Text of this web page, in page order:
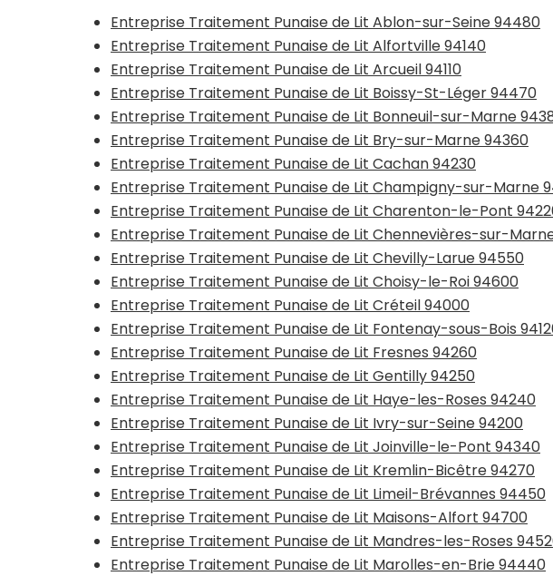
Entreprise Traitement Punaise de Lit Ablon-sur-Seine 94480
Entreprise Traitement Punaise de Lit Alfortville 94140
Entreprise Traitement Punaise de Lit Arcueil 94110
Entreprise Traitement Punaise de Lit Boissy-St-Léger 94470
Entreprise Traitement Punaise de Lit Bonneuil-sur-Marne
Entreprise Traitement Punaise de Lit Bry-sur-Marne 94360
Entreprise Traitement Punaise de Lit Cachan 94230
Entreprise Traitement Punaise de Lit Champigny-sur-Marne
Entreprise Traitement Punaise de Lit Charenton-le-Pont
Entreprise Traitement Punaise de Lit Chennevières-sur-
Entreprise Traitement Punaise de Lit Chevilly-Larue 94550
Entreprise Traitement Punaise de Lit Choisy-le-Roi 94600
Entreprise Traitement Punaise de Lit Créteil 94000
Entreprise Traitement Punaise de Lit Fontenay-sous-Bois
Entreprise Traitement Punaise de Lit Fresnes 94260
Entreprise Traitement Punaise de Lit Gentilly 94250
Entreprise Traitement Punaise de Lit Haye-les-Roses 94240
Entreprise Traitement Punaise de Lit Ivry-sur-Seine 94200
Entreprise Traitement Punaise de Lit Joinville-le-Pont 94340
Entreprise Traitement Punaise de Lit Kremlin-Bicêtre 94270
Entreprise Traitement Punaise de Lit Limeil-Brévannes 94450
Entreprise Traitement Punaise de Lit Maisons-Alfort 94700
Entreprise Traitement Punaise de Lit Mandres-les-Roses
Entreprise Traitement Punaise de Lit Marolles-en-Brie 94440